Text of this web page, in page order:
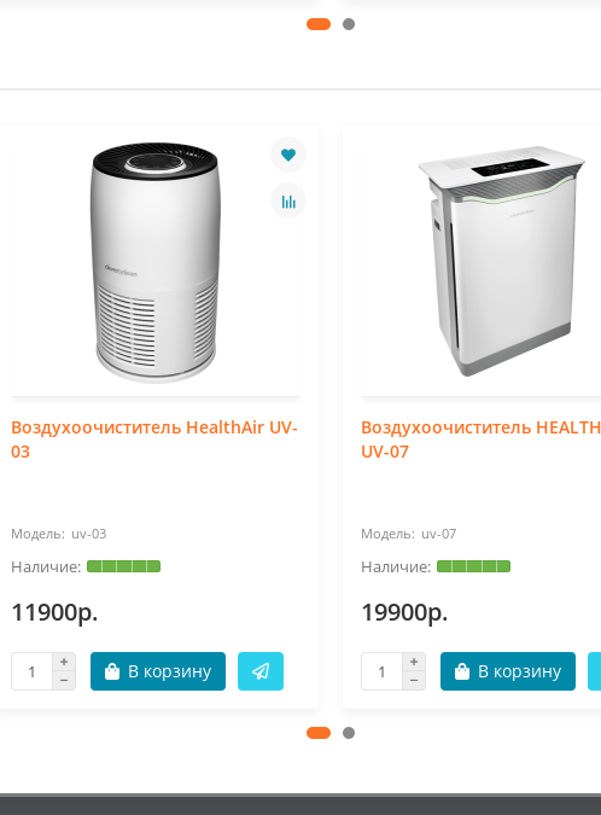
Воздухоочиститель HealthAir UV-
03
uv-03
11900р.
В корзину
Воздухоочиститель
UV-07
uv-07
19900р.
В корзину